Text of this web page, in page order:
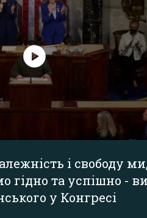
і свободу
гідно та успішно -
у Конгресі